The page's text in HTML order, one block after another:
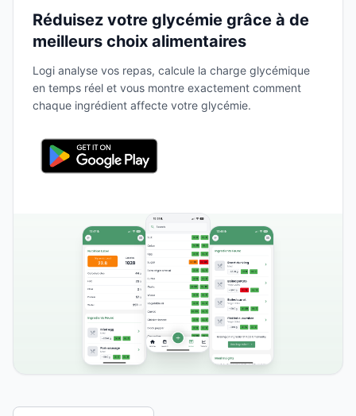
Réduisez votre glycémie grâce à de
meilleurs choix alimentaires
Logi analyse vos repas, calcule la charge glycémique
en temps réel et vous montre exactement comment
chaque ingrédient affecte votre glycémie.